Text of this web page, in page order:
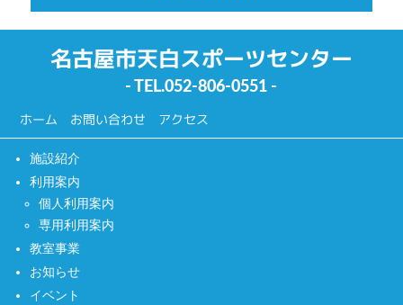
名古屋市天白スポーツセンター
- TEL.052-806-0551 -
ホーム お問い合わせ アクセス
施設紹介
利用案内
個人利用案内
専用利用案内
教室事業
お知らせ
イベント